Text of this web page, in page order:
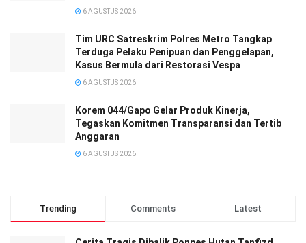
6 AGUSTUS 2026
Tim URC Satreskrim Polres Metro Tangkap
Terduga Pelaku Penipuan dan Penggelapan,
Kasus Bermula dari Restorasi Vespa
6 AGUSTUS 2026
Korem 044/Gapo Gelar Produk Kinerja,
Tegaskan Komitmen Transparansi dan Tertib
Anggaran
6 AGUSTUS 2026
Trending Comments Latest